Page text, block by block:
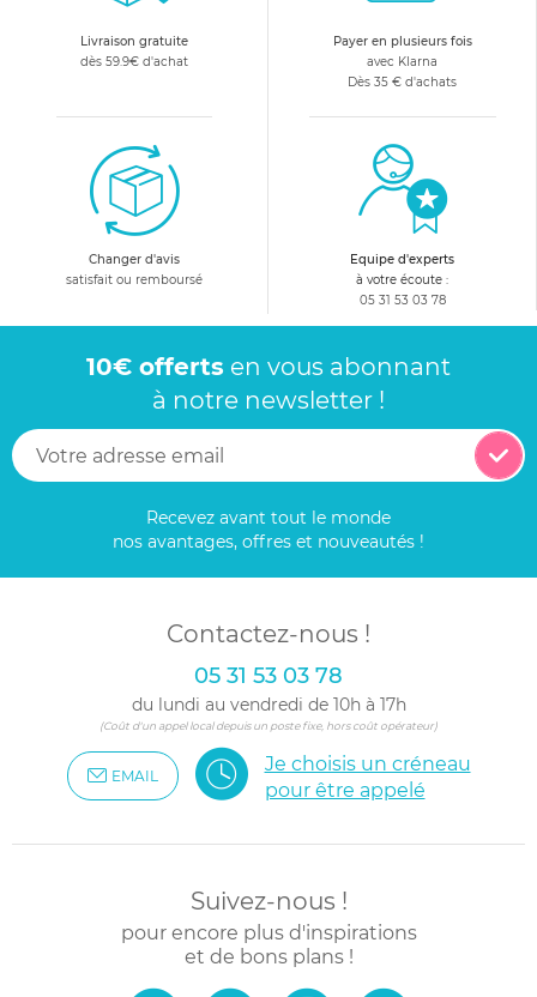
Livraison gratuite
dès 59.9€ d'achat
Payer en plusieurs fois
avec Klarna
Dès 35 € d'achats
Changer d'avis
satisfait ou remboursé
Equipe d'experts
à votre écoute :
05 31 53 03 78
10€ offerts en vous abonnant
à notre newsletter !
Recevez avant tout le monde
nos avantages, offres et nouveautés !
Contactez-nous !
05 31 53 03 78
du lundi au vendredi de 10h à 17h
(Coût d'un appel local depuis un poste fixe, hors coût opérateur)
EMAIL
Je choisis un créneau
pour être appelé
Suivez-nous !
pour encore plus d'inspirations
et de bons plans !